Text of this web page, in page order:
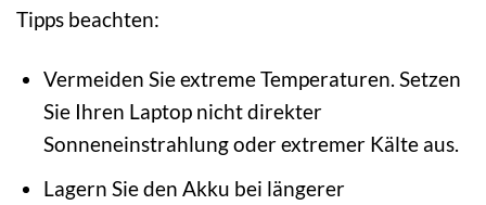
Tipps beachten:
Vermeiden Sie extreme Temperaturen. Setzen
Sie Ihren Laptop nicht direkter
Sonneneinstrahlung oder extremer Kälte aus.
Lagern Sie den Akku bei längerer